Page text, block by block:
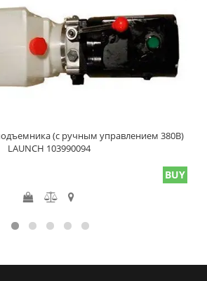
(с ручным управлением 380В)
LAUNCH 103990094
BUY